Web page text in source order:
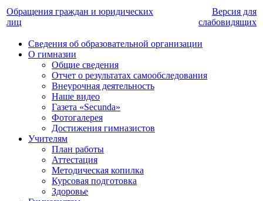
Обращения граждан и юридических
лиц
Версия для
слабовидящих
Сведения об образовательной организации
О гимназии
Общие сведения
Отчет о результатах самообследования
Внеурочная деятельность
Наше видео
Газета «Secunda»
Фотогалерея
Достижения гимназистов
Учителям
План работы
Аттестация
Методическая копилка
Курсовая подготовка
Здоровье